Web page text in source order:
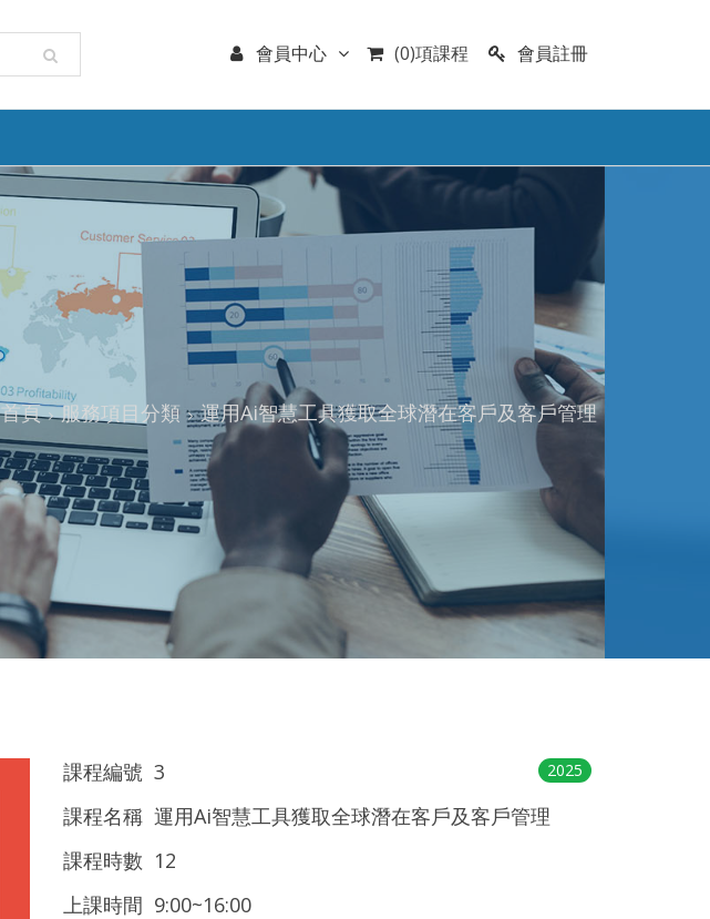
會員註冊
(0)項課程
會員中心
首頁 服務項目分類 運用Ai智慧工具獲取全球潛在客戶及客戶管理
課程編號 3
課程名稱 運用Ai智慧工具獲取全球潛在客戶及客戶管理
課程時數 12
上課時間 9:00~16:00
2025